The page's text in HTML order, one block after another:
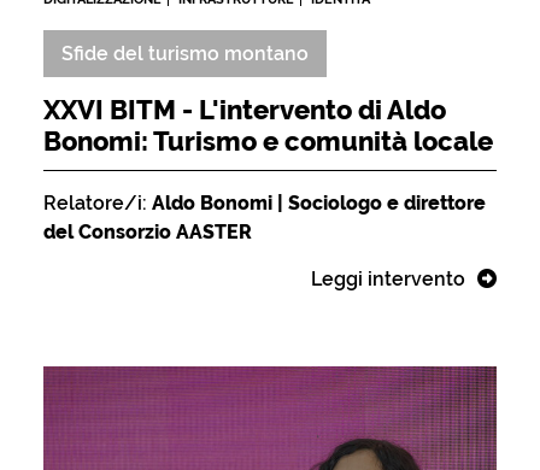
Sfide del turismo montano
XXVI BITM - L'intervento di Aldo
Bonomi: Turismo e comunità locale
Relatore/i: Aldo Bonomi | Sociologo e direttore
del Consorzio AASTER
Leggi intervento